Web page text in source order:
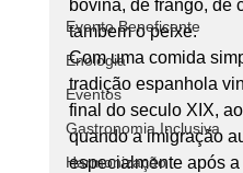
Evento Beneficente
Enologia
Eventos
Gastronomia Inclusiva
Harmonização
bovina, de frango, de
tambem o peixe.
Com uma comida
tradição espanhola
final do seculo XIX,
quando a imigração
especialmente após